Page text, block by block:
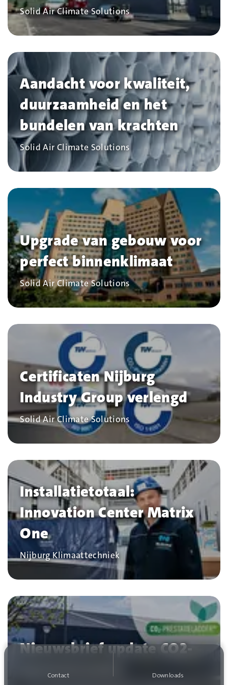
Contact Downloads
Bedrijf
Solid Air Climate Solutions
Aandacht voor kwaliteit,
duurzaamheid en het
bundelen van krachten
Bedrijf
Solid Air Climate Solutions
Upgrade van gebouw voor
perfect binnenklimaat
Bedrijf
Solid Air Climate Solutions
Certificaten Nijburg
Industry Group verlengd
Bedrijf
Solid Air Climate Solutions
Installatietotaal:
Innovation Center Matrix
One
Bedrijf
Nijburg Klimaattechniek
Nieuwsbrief update CO2-
prestatieladder